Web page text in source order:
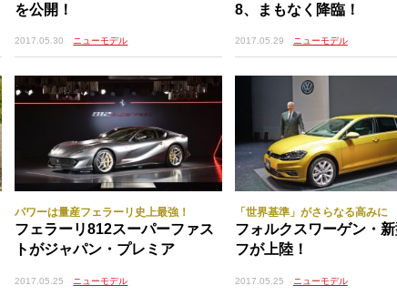
を公開！
2017.05.30 ニューモデル
8、まもなく降臨！
2017.05.29 ニューモデル
パワーは量産フェラーリ史上最強！
フェラーリ812スーパーファス
トがジャパン・プレミア
2017.05.25 ニューモデル
「世界基準」がさらなる高みに
フォルクスワーゲン・
フが上陸！
2017.05.25 ニューモデル